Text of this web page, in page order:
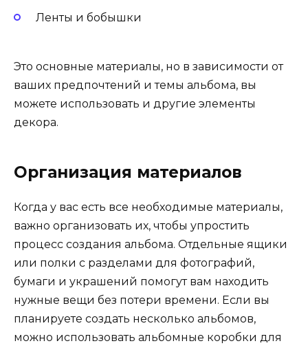
Ленты и бобышки
Это основные материалы, но в зависимости от
ваших предпочтений и темы альбома, вы
можете использовать и другие элементы
декора.
Организация материалов
Когда у вас есть все необходимые материалы,
важно организовать их, чтобы упростить
процесс создания альбома. Отдельные ящики
или полки с разделами для фотографий,
бумаги и украшений помогут вам находить
нужные вещи без потери времени. Если вы
планируете создать несколько альбомов,
можно использовать альбомные коробки для